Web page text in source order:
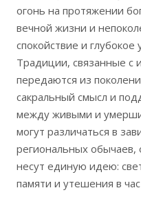
огонь на протяжении
вечной жизни и
спокойствие и
Традиции, связанные с
передаются из
сакральный смысл и
между живыми и
могут различаться в
региональных обычаев,
несут единую идею:
памяти и утешения в